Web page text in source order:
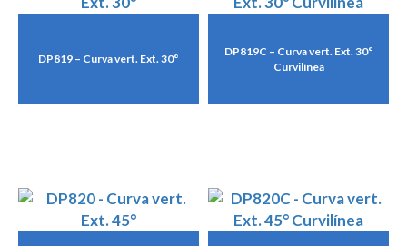
DP819 – Curva vert. Ext. 30°
DP819C – Curva vert. Ext. 30°
Curvilínea